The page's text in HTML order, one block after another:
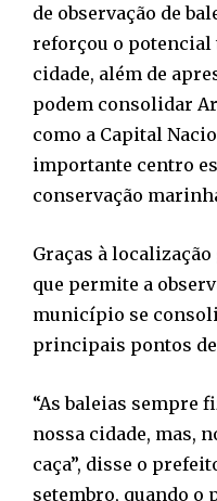
de observação de
reforçou o
cidade, além de
podem consolidar
como a Capital
importante centro
conservação
Graças à
que permite a
município se
principais pontos
“As baleias sempre
nossa cidade, mas,
caça”, disse o
setembro, quando o